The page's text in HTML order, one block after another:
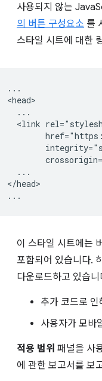
사용되지 않는
의 버튼 구성요소 를
스타일 시트에 대한
...
<head>
  ...
<link
  ...
</head>
이 스타일 시트에는
포함되어 있습니다.
다운로드하고 있습
추가 코드로
사용자가 모바
적용 범위 패널을 사
에 관한 보고서를 보